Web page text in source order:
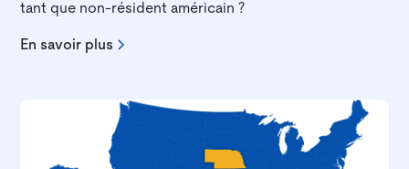
tant que non-résident américain ?
En savoir plus